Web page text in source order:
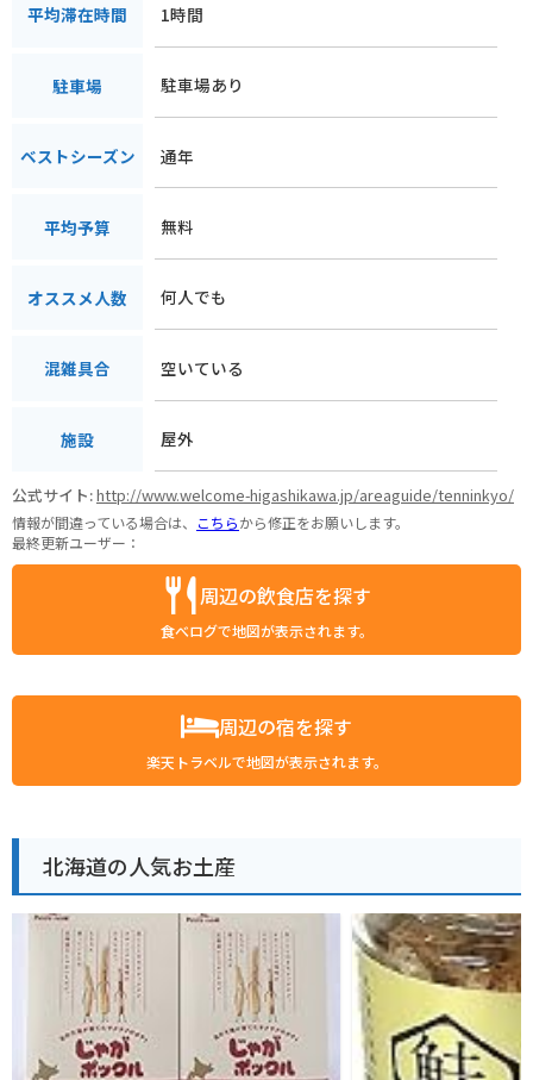
平均滞在時間 1時間
駐車場 駐車場あり
ベストシーズン 通年
平均予算 無料
オススメ人数 何人でも
混雑具合 空いている
施設 屋外
公式サイト:http://www.welcome-higashikawa.jp/areaguide/tenninkyo/
情報が間違っている場合は、 こちらから修正をお願いします。
最終更新ユーザー：
周辺の飲食店を探す
食べログで地図が表示されます。
周辺の宿を探す
楽天トラベルで地図が表示されます。
北海道の人気お土産